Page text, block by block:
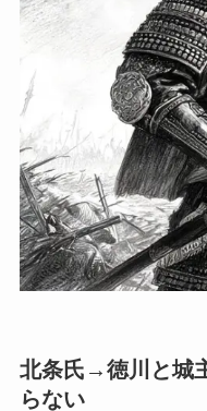
北条氏→徳川と城
らない